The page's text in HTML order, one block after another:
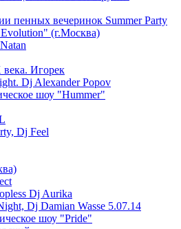
пенных вечеринок Summer Party
(г.Москва)
Игорек
Dj Alexander Popov
шоу "Hummer"
Dj Feel
Dj Aurika
Dj Damian Wasse 5.07.14
шоу "Pride"